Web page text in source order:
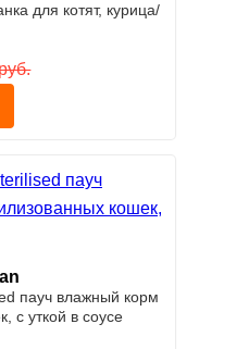
для котят, курица/
пауч влажный корм
с уткой в соусе